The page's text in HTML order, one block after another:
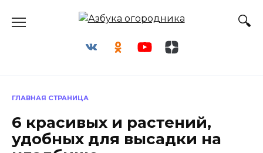
ГЛАВНАЯ СТРАНИЦА
6 красивых и растений,
удобных для высадки на